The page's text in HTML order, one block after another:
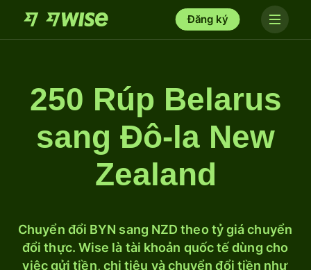
Đăng ký
250 Rúp Belarus
sang Đô-la New
Zealand
Chuyển đổi BYN sang NZD theo tỷ giá chuyển
đổi thực. Wise là tài khoản quốc tế dùng cho
việc gửi tiền, chi tiêu và chuyển đổi tiền như